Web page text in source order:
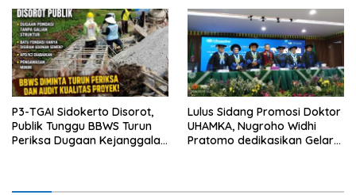
P3-TGAI Sidokerto Disorot,
Publik Tunggu BBWS Turun
Periksa Dugaan Kejanggalan
Lulus Sidang Promosi Doktor
UHAMKA, Nugroho Widhi
Pratomo dedikasikan Gelar